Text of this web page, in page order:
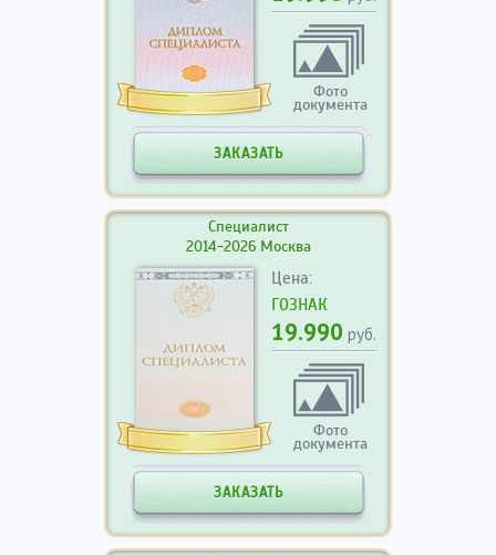
Фото
документа
ЗАКАЗАТЬ
Специалист
2014-2026 Москва
Цена:
ГОЗНАК
19.990 руб.
Фото
документа
ЗАКАЗАТЬ